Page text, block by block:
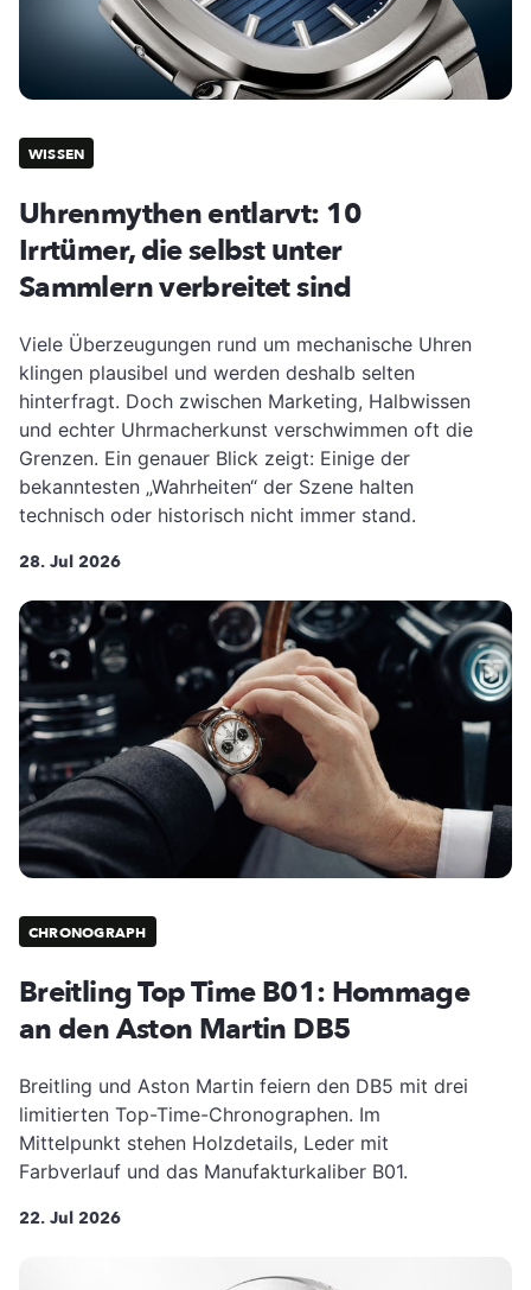
WISSEN
Uhrenmythen entlarvt: 10
Irrtümer, die selbst unter
Sammlern verbreitet sind
Viele Überzeugungen rund um mechanische Uhren
klingen plausibel und werden deshalb selten
hinterfragt. Doch zwischen Marketing, Halbwissen
und echter Uhrmacherkunst verschwimmen oft die
Grenzen. Ein genauer Blick zeigt: Einige der
bekanntesten „Wahrheiten“ der Szene halten
technisch oder historisch nicht immer stand.
28. Jul 2026
CHRONOGRAPH
Breitling Top Time B01: Hommage
an den Aston Martin DB5
Breitling und Aston Martin feiern den DB5 mit drei
limitierten Top-Time-Chronographen. Im
Mittelpunkt stehen Holzdetails, Leder mit
Farbverlauf und das Manufakturkaliber B01.
22. Jul 2026